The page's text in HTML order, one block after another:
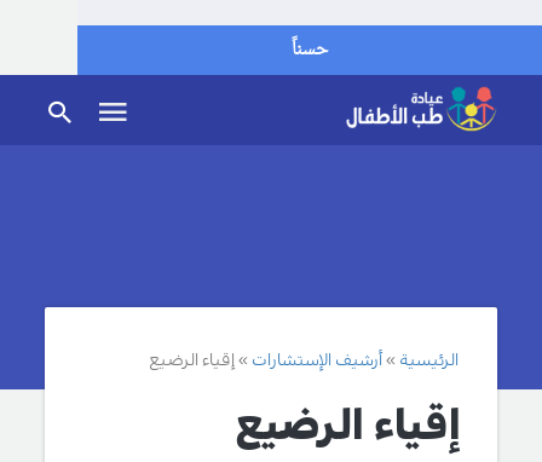
حسناً
الرئيسية أرشيف الإستشارات إقياء الرضيع
إقياء الرضيع